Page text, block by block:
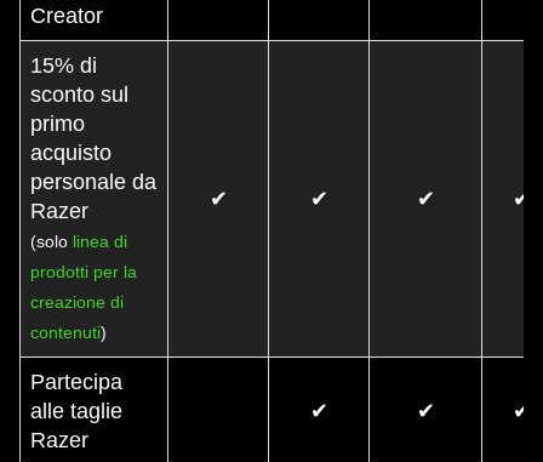
Creator
15% di
sconto sul
primo
acquisto
personale da
Razer
(solo linea di
prodotti per la
creazione di
contenuti)
✔ ✔ ✔ ✔
Partecipa
alle taglie
Razer
✔ ✔ ✔